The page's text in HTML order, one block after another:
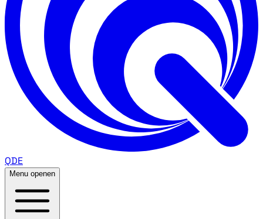
QDE
Menu openen